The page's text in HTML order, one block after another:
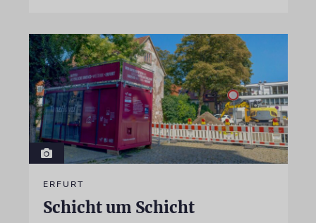
ERFURT
Schicht um Schicht